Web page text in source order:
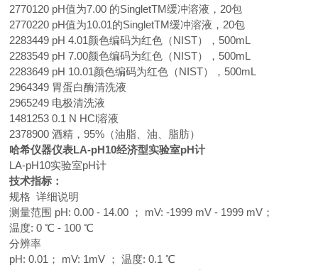
2770120 pH值为7.00 的SingletTM缓冲溶液，20包
2770220 pH值为10.01的SingletTM缓冲溶液，20包
2283449 pH 4.01颜色编码为红色（NIST），500mL
2283549 pH 7.00颜色编码为红色（NIST），500mL
2283649 pH 10.01颜色编码为红色（NIST），500mL
2964349 胃蛋白酶清洗液
2965249 电极清洗液
1481253 0.1 N HCl溶液
2378900 酒精，95%（油脂、油、脂肪）
哈希仪器仪表LA-pH10经济型实验室pH计
LA-pH10实验室pH计
技术指标：
规格 详细说明
测量范围 pH: 0.00 - 14.00 ； mV: -1999 mV - 1999 mV；
温度: 0 ℃ - 100 ℃
分辨率
pH: 0.01； mV: 1mV ； 温度: 0.1 ℃